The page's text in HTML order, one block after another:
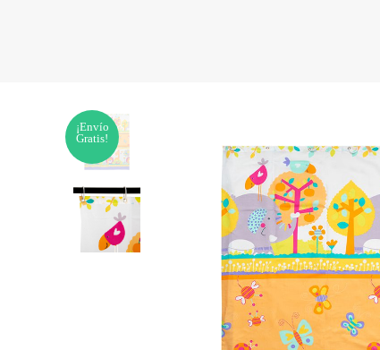
¡Envío
Gratis!